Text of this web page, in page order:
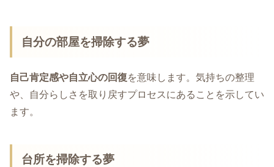
自分の部屋を掃除する夢
自己肯定感や自立心の回復を意味します。気持ちの整理
や、自分らしさを取り戻すプロセスにあることを示してい
ます。
台所を掃除する夢